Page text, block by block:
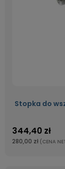
Stopka do
344,40 zł
280,00 zł (CENA